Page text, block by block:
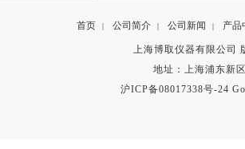
首页 | 公司简介 | 公司新闻 | 产品
上海博取仪器有限公司
地址：上海浦东新
沪ICP备08017338号-24